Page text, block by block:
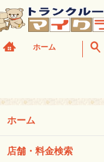
ホーム
ホーム
店舗・料金検索